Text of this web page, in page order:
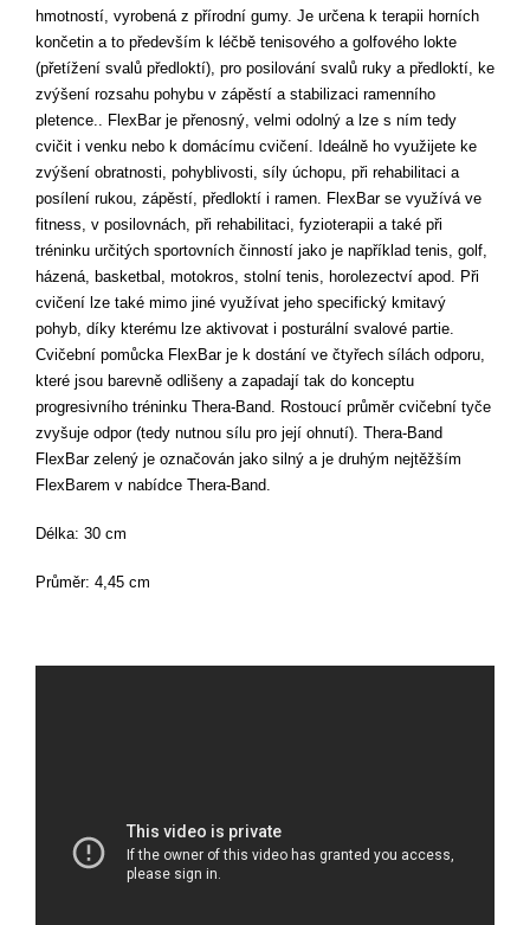
hmotností, vyrobená z přírodní gumy. Je určena k terapii horních
končetin a to především k léčbě tenisového a golfového lokte
(přetížení svalů předloktí), pro posilování svalů ruky a předloktí, ke
zvýšení rozsahu pohybu v zápěstí a stabilizaci ramenního
pletence.. FlexBar je přenosný, velmi odolný a lze s ním tedy
cvičit i venku nebo k domácímu cvičení. Ideálně ho využijete ke
zvýšení obratnosti, pohyblivosti, síly úchopu, při rehabilitaci a
posílení rukou, zápěstí, předloktí i ramen. FlexBar se využívá ve
fitness, v posilovnách, při rehabilitaci, fyzioterapii a také při
tréninku určitých sportovních činností jako je například tenis, golf,
házená, basketbal, motokros, stolní tenis, horolezectví apod. Při
cvičení lze také mimo jiné využívat jeho specifický kmitavý
pohyb, díky kterému lze aktivovat i posturální svalové partie.
Cvičební pomůcka FlexBar je k dostání ve čtyřech sílách odporu,
které jsou barevně odlišeny a zapadají tak do konceptu
progresivního tréninku Thera-Band. Rostoucí průměr cvičební tyče
zvyšuje odpor (tedy nutnou sílu pro její ohnutí). Thera-Band
FlexBar zelený je označován jako silný a je druhým nejtěžším
FlexBarem v nabídce Thera-Band.
Délka: 30 cm
Průměr: 4,45 cm